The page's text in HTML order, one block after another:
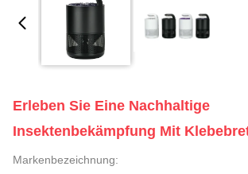
Erleben Sie Eine Nachhaltige
Insektenbekämpfung Mit
Markenbezeichnung: